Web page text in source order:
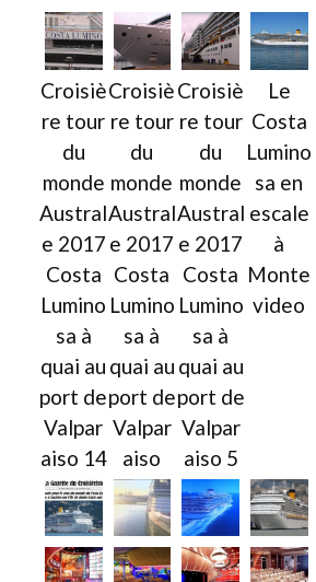
Croisiè
re tour
du
monde
Austral
e 2017
Costa
Lumino
sa à
quai au
port de
Valpar
aiso 14
Croisiè
re tour
du
monde
Austral
e 2017
Costa
Lumino
sa à
quai au
port de
Valpar
aiso
Croisiè
re tour
du
monde
Austral
e 2017
Costa
Lumino
sa à
quai au
port de
Valpar
aiso 5
Le
Costa
Lumino
sa en
escale
à
Monte
video